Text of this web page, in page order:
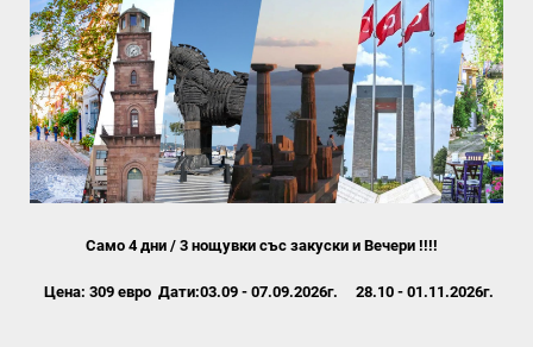
Само 4 дни / 3 нощувки със закуски и Вечери !!!!
Цена: 309 евро Дати:03.09 - 07.09.2026г. 28.10 - 01.11.2026г.